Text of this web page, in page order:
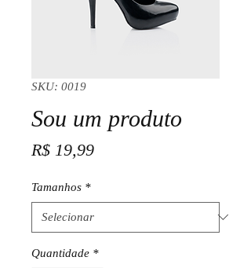
SKU: 0019
Sou um produto
R$ 19,99Preço
Tamanhos *
Quantidade *